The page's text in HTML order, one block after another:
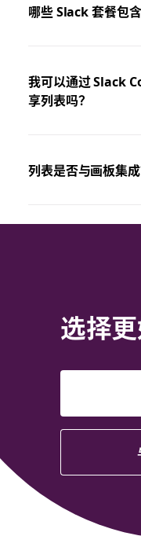
哪些 Slack 套餐包
我可以通过 Slack
享列表吗？
列表是否与画板集成
选择